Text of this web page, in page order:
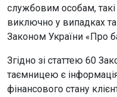
службовим особам, такі
виключно у випадках
Законом України «Про
Згідно зі статтею 60
таємницею є
фінансового стану